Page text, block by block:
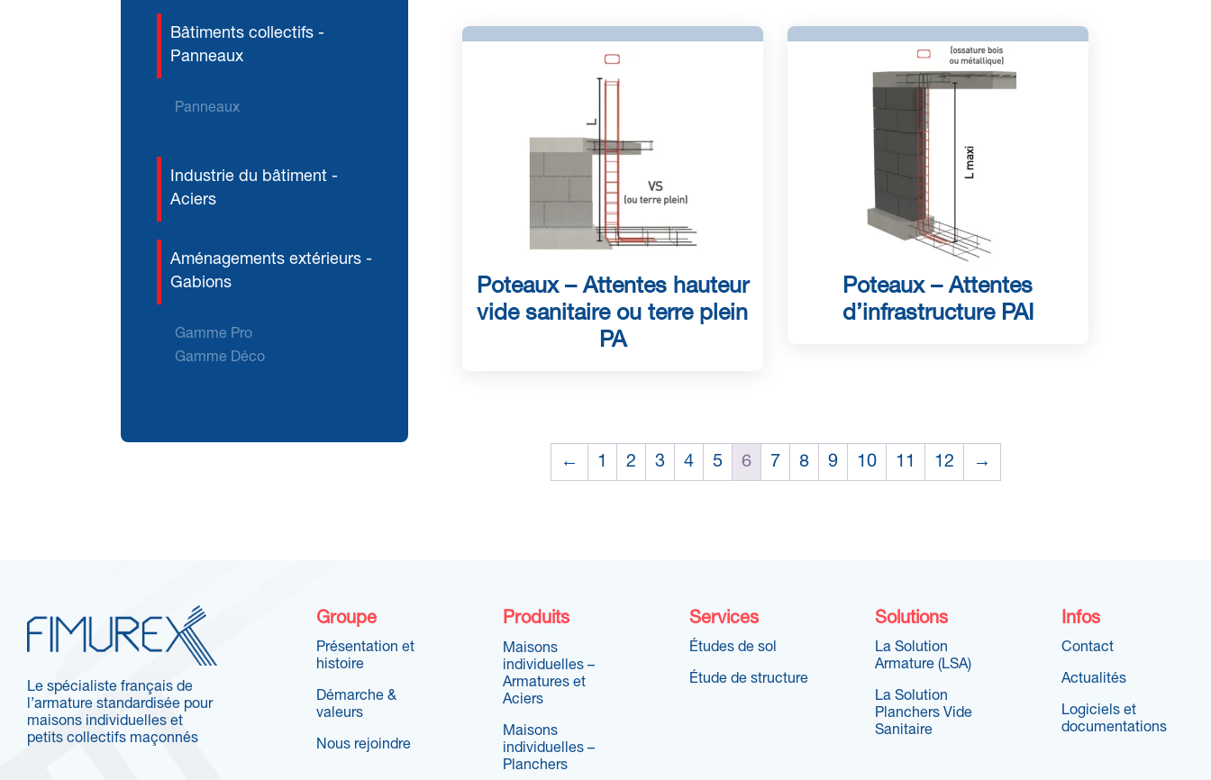
Bâtiments collectifs -
Panneaux
Panneaux
Industrie du bâtiment -
Aciers
Aménagements extérieurs -
Gabions
Gamme Pro
Gamme Déco
Poteaux – Attentes hauteur
vide sanitaire ou terre plein
PA
Poteaux – Attentes
d’infrastructure PAI
← 1 2 3 4 5 6 7 8 9 10 11 12 →
Le spécialiste français de
l’armature standardisée pour
maisons individuelles et
petits collectifs maçonnés
Groupe
Présentation et
histoire
Démarche &
valeurs
Nous rejoindre
Produits
Maisons
individuelles –
Armatures et
Aciers
Maisons
individuelles –
Planchers
Services
Études de sol
Étude de structure
Solutions
La Solution
Armature (LSA)
La Solution
Planchers Vide
Sanitaire
Infos
Contact
Actualités
Logiciels et
documentations